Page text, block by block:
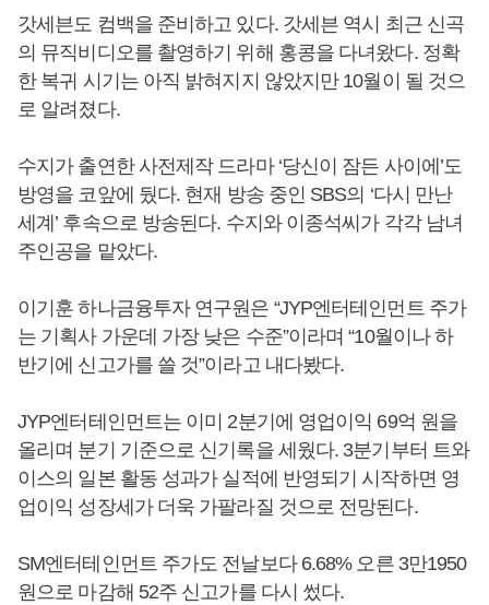
갓세븐도 컴백을 준비하고 있다. 갓세븐 역시 최근 신곡
의 뮤직비디오를 촬영하기 위해 홍콩을 다녀왔다. 정확
한 복귀 시기는 아직 밝혀지지 않았지만 10월이 될 것으
로 알려졌다.
수지가 출연한 사전제작 드라마 ‘당신이 잠든 사이에’도
방영을 코앞에 뒀다. 현재 방송 중인 SBS의 ‘다시 만난
세계’ 후속으로 방송된다. 수지와 이종석씨가 각각 남녀
주인공을 맡았다.
이기훈 하나금융투자 연구원은 “JYP엔터테인먼트 주가
는 기획사 가운데 가장 낮은 수준”이라며 “10월이나 하
반기에 신고가를 쓸 것”이라고 내다봤다.
JYP엔터테인먼트는 이미 2분기에 영업이익 69억 원을
올리며 분기 기준으로 신기록을 세웠다. 3분기부터 트와
이스의 일본 활동 성과가 실적에 반영되기 시작하면 영
업이익 성장세가 더욱 가팔라질 것으로 전망된다.
SM엔터테인먼트 주가도 전날보다 6.68% 오른 3만1950
원으로 마감해 52주 신고가를 다시 썼다.